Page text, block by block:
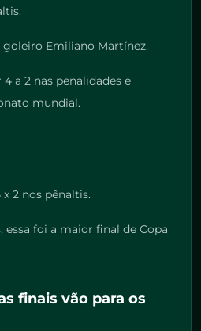
Emiliano Martínez.
a 2 nas penalidades e
mundial.
2 nos pênaltis.
foi a maior final de Copa
finais vão para os